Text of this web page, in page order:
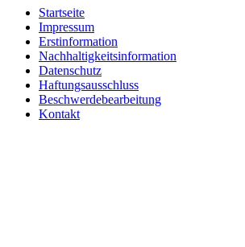
Startseite
Impressum
Erstinformation
Nachhaltigkeitsinformation
Datenschutz
Haftungsausschluss
Beschwerdebearbeitung
Kontakt